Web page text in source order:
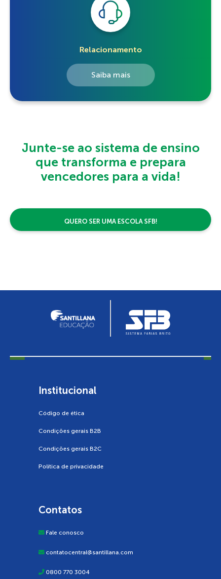
Relacionamento
Saiba mais
Junte-se ao sistema de ensino
que transforma e prepara
vencedores para a vida!
QUERO SER UMA ESCOLA SFB!
Institucional
Código de ética
Condições gerais B2B
Condições gerais B2C
Política de privacidade
Contatos
Fale conosco
contatocentral@santillana.com
0800 770 3004